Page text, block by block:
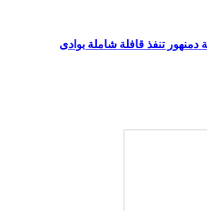
تنفذ قافلة شاملة بوادى